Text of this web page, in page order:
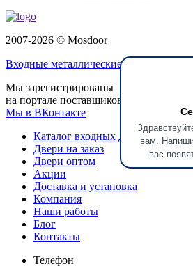
вам.
вас
2007-2026 © Mosdoor
Входные металлические двери
Мы зарегистрированы
на портале поставщиков
Мы в ВКонтакте
Каталог входных дверей
Двери на заказ
Двери оптом
Акции
Доставка и установка
Компания
Наши работы
Блог
Контакты
Телефон